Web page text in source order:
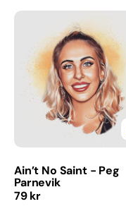
Ain’t
Peg
Parnevik
Ain’t No Saint - Peg
Parnevik
Normaalihinta
79 kr